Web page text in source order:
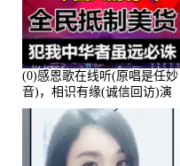
(0)感恩歌在线听(原唱是任妙
音)，相识有缘(诚信回访)演
唱点播:161288次